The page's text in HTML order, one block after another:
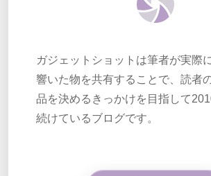
ガジェットショットは筆者が実際
響いた物を共有することで、読者
品を決めるきっかけを目指して
続けているブログです。